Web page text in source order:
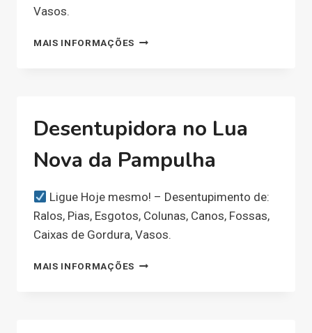
Vasos.
MAIS INFORMAÇÕESDESENTUPIDORA
Desentupidora no Lua
Nova da Pampulha
Ligue Hoje mesmo! – Desentupimento de:
Ralos, Pias, Esgotos, Colunas, Canos, Fossas,
Caixas de Gordura, Vasos.
MAIS INFORMAÇÕESDESENTUPIDORA